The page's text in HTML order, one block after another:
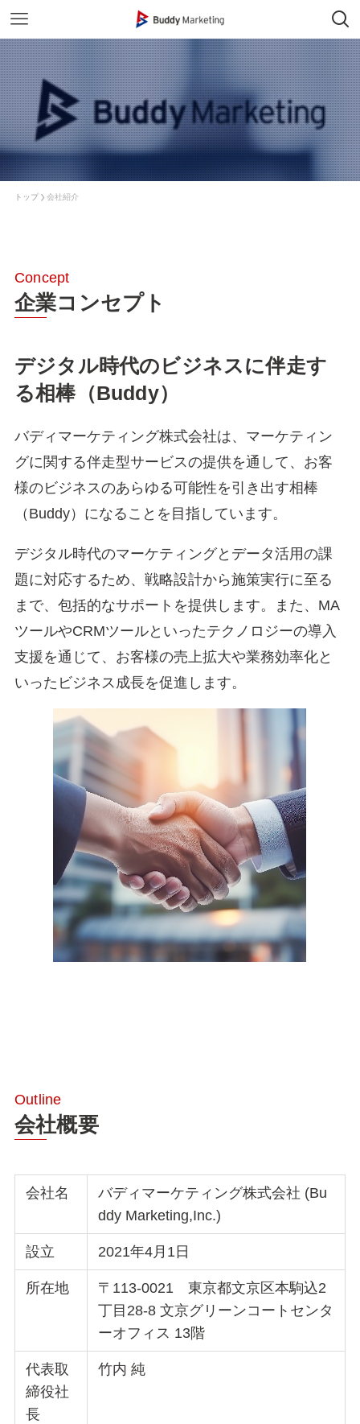
トップ 会社紹介
企業コンセプト
デジタル時代のビジネスに伴走す
る相棒（Buddy）
バディマーケティング株式会社は、マーケティン
グに関する伴走型サービスの提供を通して、お客
様のビジネスのあらゆる可能性を引き出す相棒
（Buddy）になることを目指しています。
デジタル時代のマーケティングとデータ活用の課
題に対応するため、戦略設計から施策実行に至る
まで、包括的なサポートを提供します。また、MA
ツールやCRMツールといったテクノロジーの導入
支援を通じて、お客様の売上拡大や業務効率化と
いったビジネス成長を促進します。
会社概要
会社名
バディマーケティング株式会社 (Bu
ddy Marketing,Inc.)
設立 2021年4月1日
所在地
〒113-0021 東京都文京区本駒込2
丁目28-8 文京グリーンコートセンタ
ーオフィス 13階
代表取
締役社
長
竹内 純